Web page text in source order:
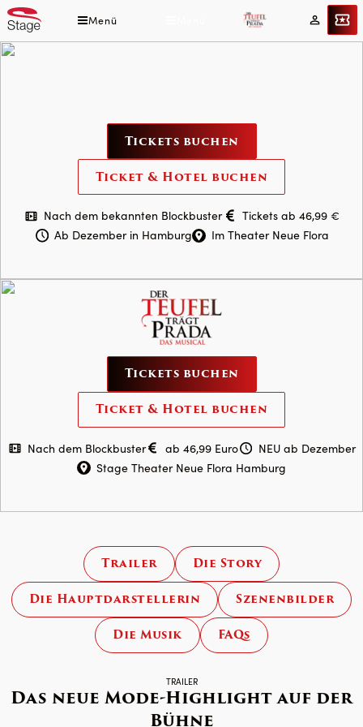
Direkt
zum
Inhalt
Menü
Mein
Konto
DER
TEUFEL
TRÄGT
PRADA
–
Das
Tickets buchen
Ticket & Hotel buchen
Nach dem bekannten Blockbuster
Tickets ab 46,99 €
Ab Dezember in Hamburg
Im Theater Neue Flora
DER
TEUFEL
TRÄGT
PRADA
–
Das
Tickets buchen
Ticket & Hotel buchen
Nach dem Blockbuster ab 46,99 Euro
NEU ab Dezember
Stage Theater Neue Flora Hamburg
Trailer Die Story
Die Hauptdarstellerin Szenenbilder
Die Musik FAQs
TRAILER
Das neue Mode-Highlight auf der
Bühne